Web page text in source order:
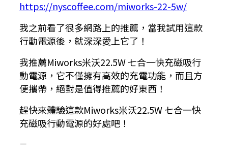
https://nyscoffee.com/miworks-22-5w/
我之前看了很多網路上的推薦，當我試用這款
行動電源後，就深深愛上它了！
我推薦Miworks米沃22.5W 七合一快充磁吸行
動電源，它不僅擁有高效的充電功能，而且方
便攜帶，絕對是值得推薦的好東西！
趕快來體驗這款Miworks米沃22.5W 七合一快
充磁吸行動電源的好處吧！
－